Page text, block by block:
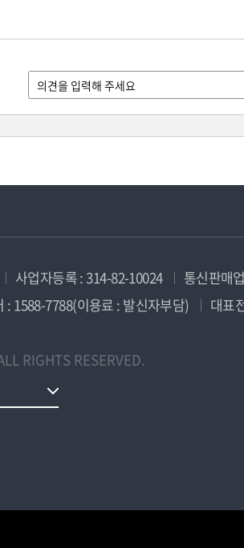
사업자등록 : 314-82-10024
통신판매
: 1588-7788(이용료 : 발신자부담)
대표
RIGHTS RESERVED.